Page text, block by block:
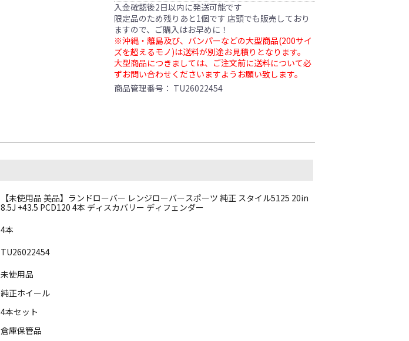
入金確認後2日以内に発送可能です
限定品のため残りあと1個です 店頭でも販売しており
ますので、ご購入はお早めに！
※沖縄・離島及び、バンパーなどの大型商品(200サイ
ズを超えるモノ)は送料が別途お見積りとなります。
大型商品につきましては、ご注文前に送料について必
ずお問い合わせくださいますようお願い致します。
商品管理番号： TU26022454
【未使用品 美品】ランドローバー レンジローバースポーツ 純正 スタイル5125 20in
8.5J +43.5 PCD120 4本 ディスカバリー ディフェンダー
4本
TU26022454
未使用品
純正ホイール
4本セット
倉庫保管品